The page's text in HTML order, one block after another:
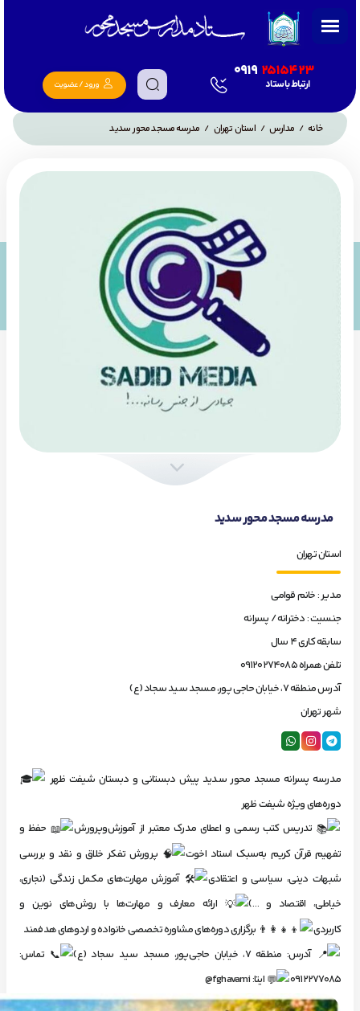
0919 2515423
ارتباط با ستاد ورود / عضویت
خانه / مدارس / استان تهران / مدرسه مسجد محور سدید
مدرسه مسجد محور سدید
استان تهران
مدیر : خانم قوامی
جنسیت : دخترانه / پسرانه
سابقه کاری 4 سال
تلفن همراه ۰۹۱۲۰۲۷۴۰۸۵
آدرس منطقه ۷، خیابان حاجی پور، مسجد سید سجاد (ع)
شهر تهران
مدرسه پسرانه مسجد محور سدید پیش دبستانی و دبستان شیفت ظهر
دوره‌های ویژه شیفت ظهر
تدریس کتب رسمی و اعطای مدرک معتبر از آموزش‌وپرورش
حفظ و
تفهیم قرآن کریم به‌سبک استاد اخوت
پرورش تفکر خلاق و نقد و بررسی
شبهات دینی، سیاسی و اعتقادی
آموزش مهارت‌های مکمل زندگی (نجاری،
خیاطی، اقتصاد و …)
ارائه معارف و مهارت‌ها با روش‌های نوین و
کاربردی
برگزاری دوره‌های مشاوره تخصصی خانواده و اردوهای هدفمند
آدرس: منطقه ۷، خیابان حاجی‌پور، مسجد سید سجاد (ع)
تماس:
0912277085
ایتا:@fghavami